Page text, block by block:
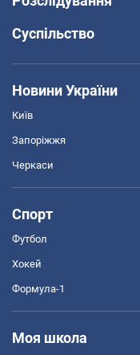
Суспільство
Новини України
Київ
Запоріжжя
Черкаси
Спорт
Футбол
Хокей
Формула-1
Моя школа